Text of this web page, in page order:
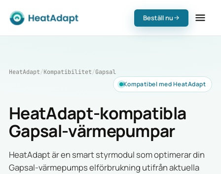
Beställ nu
HeatAdapt/Kompatibilitet/Gapsal
Kompatibel med HeatAdapt
HeatAdapt-kompatibla
Gapsal-värmepumpar
HeatAdapt är en smart styrmodul som optimerar din
Gapsal-värmepumps elförbrukning utifrån aktuella